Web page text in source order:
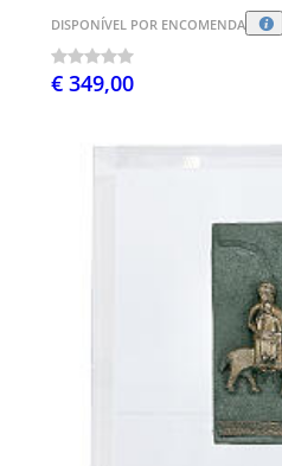
DISPONÍVEL POR ENCOMENDA
€ 349,00